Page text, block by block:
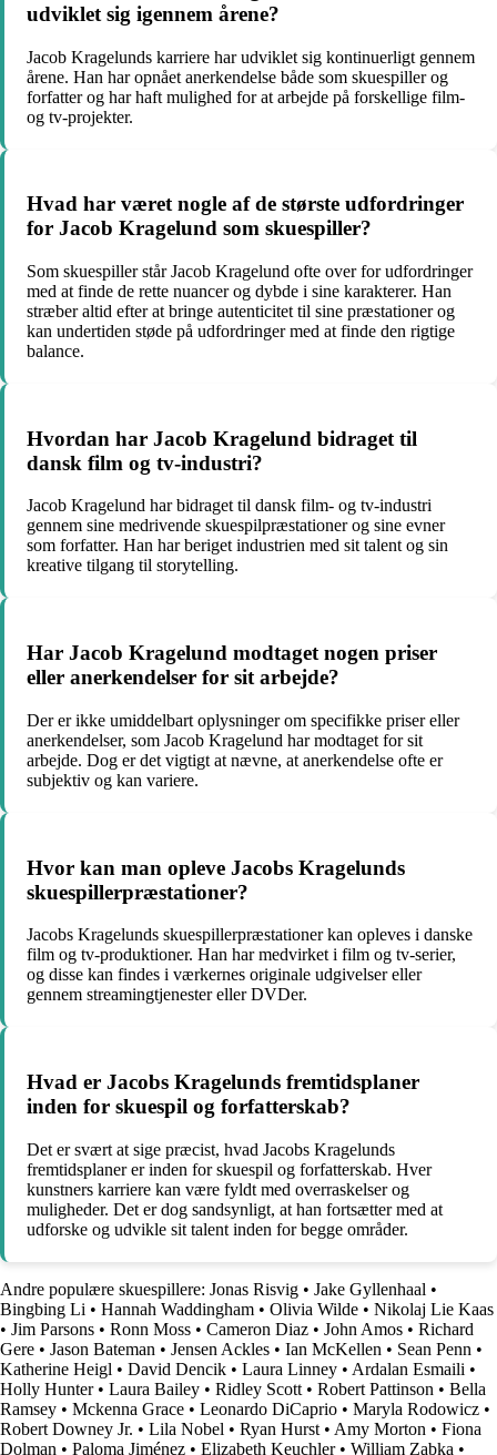
udviklet sig igennem årene?
Jacob Kragelunds karriere har udviklet sig kontinuerligt gennem
årene. Han har opnået anerkendelse både som skuespiller og
forfatter og har haft mulighed for at arbejde på forskellige film-
og tv-projekter.
Hvad har været nogle af de største udfordringer
for Jacob Kragelund som skuespiller?
Som skuespiller står Jacob Kragelund ofte over for udfordringer
med at finde de rette nuancer og dybde i sine karakterer. Han
stræber altid efter at bringe autenticitet til sine præstationer og
kan undertiden støde på udfordringer med at finde den rigtige
balance.
Hvordan har Jacob Kragelund bidraget til
dansk film og tv-industri?
Jacob Kragelund har bidraget til dansk film- og tv-industri
gennem sine medrivende skuespilpræstationer og sine evner
som forfatter. Han har beriget industrien med sit talent og sin
kreative tilgang til storytelling.
Har Jacob Kragelund modtaget nogen priser
eller anerkendelser for sit arbejde?
Der er ikke umiddelbart oplysninger om specifikke priser eller
anerkendelser, som Jacob Kragelund har modtaget for sit
arbejde. Dog er det vigtigt at nævne, at anerkendelse ofte er
subjektiv og kan variere.
Hvor kan man opleve Jacobs Kragelunds
skuespillerpræstationer?
Jacobs Kragelunds skuespillerpræstationer kan opleves i danske
film og tv-produktioner. Han har medvirket i film og tv-serier,
og disse kan findes i værkernes originale udgivelser eller
gennem streamingtjenester eller DVDer.
Hvad er Jacobs Kragelunds fremtidsplaner
inden for skuespil og forfatterskab?
Det er svært at sige præcist, hvad Jacobs Kragelunds
fremtidsplaner er inden for skuespil og forfatterskab. Hver
kunstners karriere kan være fyldt med overraskelser og
muligheder. Det er dog sandsynligt, at han fortsætter med at
udforske og udvikle sit talent inden for begge områder.
Andre populære skuespillere: Jonas Risvig • Jake Gyllenhaal •
Bingbing Li • Hannah Waddingham • Olivia Wilde • Nikolaj Lie Kaas
• Jim Parsons • Ronn Moss • Cameron Diaz • John Amos • Richard
Gere • Jason Bateman • Jensen Ackles • Ian McKellen • Sean Penn •
Katherine Heigl • David Dencik • Laura Linney • Ardalan Esmaili •
Holly Hunter• Laura Bailey • Ridley Scott • Robert Pattinson • Bella
Ramsey • Mckenna Grace • Leonardo DiCaprio • Maryla Rodowicz •
Robert Downey Jr. • Lila Nobel • Ryan Hurst • Amy Morton • Fiona
Dolman • Paloma Jiménez • Elizabeth Keuchler• William Zabka •